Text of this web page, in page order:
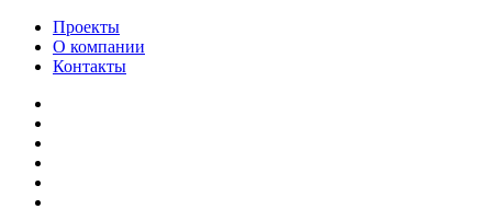
Проекты
О компании
Контакты